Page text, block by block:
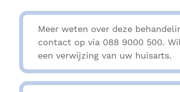
Meer weten over deze
contact op via 088 9000 500.
een verwijzing van uw huisarts.